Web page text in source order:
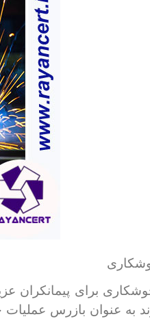
برای پیمانکران
به عنوان بازرس